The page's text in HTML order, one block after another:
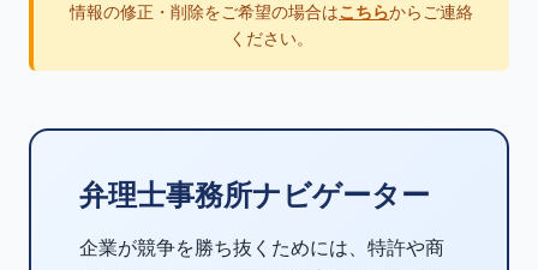
情報の修正・削除をご希望の場合はこちらからご連絡
ください。
弁理士事務所ナビゲーター
企業が競争を勝ち抜くためには、特許や商